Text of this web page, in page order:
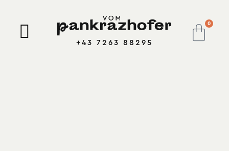
+43 7263 88295
0